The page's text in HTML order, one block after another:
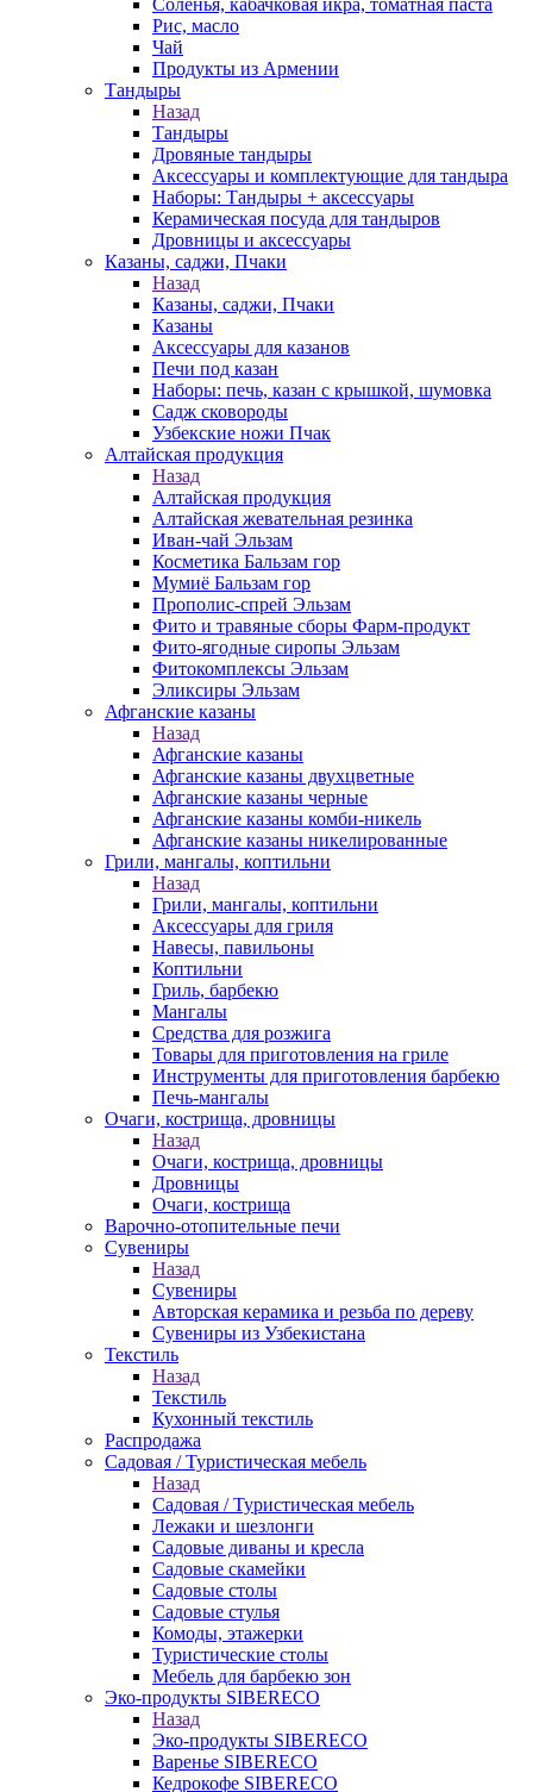
Соленья, кабачковая икра, томатная паста
Рис, масло
Чай
Продукты из Армении
Тандыры
Назад
Тандыры
Дровяные тандыры
Аксессуары и комплектующие для тандыра
Наборы: Тандыры + аксессуары
Керамическая посуда для тандыров
Дровницы и аксессуары
Казаны, саджи, Пчаки
Назад
Казаны, саджи, Пчаки
Казаны
Аксессуары для казанов
Печи под казан
Наборы: печь, казан с крышкой, шумовка
Садж сковороды
Узбекские ножи Пчак
Алтайская продукция
Назад
Алтайская продукция
Алтайская жевательная резинка
Иван-чай Эльзам
Косметика Бальзам гор
Мумиё Бальзам гор
Прополис-спрей Эльзам
Фито и травяные сборы Фарм-продукт
Фито-ягодные сиропы Эльзам
Фитокомплексы Эльзам
Эликсиры Эльзам
Афганские казаны
Назад
Афганские казаны
Афганские казаны двухцветные
Афганские казаны черные
Афганские казаны комби-никель
Афганские казаны никелированные
Грили, мангалы, коптильни
Назад
Грили, мангалы, коптильни
Аксессуары для гриля
Навесы, павильоны
Коптильни
Гриль, барбекю
Мангалы
Средства для розжига
Товары для приготовления на гриле
Инструменты для приготовления барбекю
Печь-мангалы
Очаги, кострища, дровницы
Назад
Очаги, кострища, дровницы
Дровницы
Очаги, кострища
Варочно-отопительные печи
Сувениры
Назад
Сувениры
Авторская керамика и резьба по дереву
Сувениры из Узбекистана
Текстиль
Назад
Текстиль
Кухонный текстиль
Распродажа
Садовая / Туристическая мебель
Назад
Садовая / Туристическая мебель
Лежаки и шезлонги
Садовые диваны и кресла
Садовые скамейки
Садовые столы
Садовые стулья
Комоды, этажерки
Туристические столы
Мебель для барбекю зон
Эко-продукты SIBERECO
Назад
Эко-продукты SIBERECO
Варенье SIBERECO
Кедрокофе SIBERECO